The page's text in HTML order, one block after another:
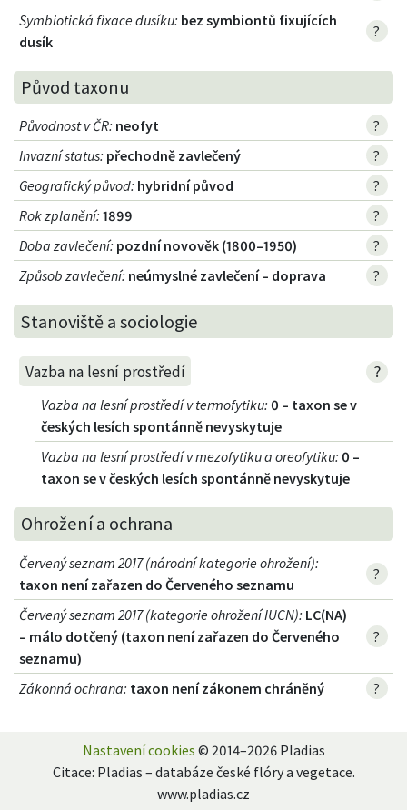
Symbiotická fixace dusíku: bez symbiontů fixujících
dusík
?
Původ taxonu
Původnost v ČR: neofyt
?
Invazní status: přechodně zavlečený
?
Geografický původ: hybridní původ
?
Rok zplanění: 1899
?
Doba zavlečení: pozdní novověk (1800–1950)
?
Způsob zavlečení: neúmyslné zavlečení – doprava ?
Stanoviště a sociologie
Vazba na lesní prostředí ?
Vazba na lesní prostředí v termofytiku: 0 – taxon se v
českých lesích spontánně nevyskytuje
Vazba na lesní prostředí v mezofytiku a oreofytiku: 0 –
taxon se v českých lesích spontánně nevyskytuje
Ohrožení a ochrana
Červený seznam 2017 (národní kategorie ohrožení):
taxon není zařazen do Červeného seznamu
?
Červený seznam 2017 (kategorie ohrožení IUCN): LC(NA)
– málo dotčený (taxon není zařazen do Červeného
seznamu)
?
Zákonná ochrana: taxon není zákonem chráněný ?
Nastavení cookies © 2014–2026 Pladias
Citace: Pladias – databáze české flóry a vegetace.
www.pladias.cz